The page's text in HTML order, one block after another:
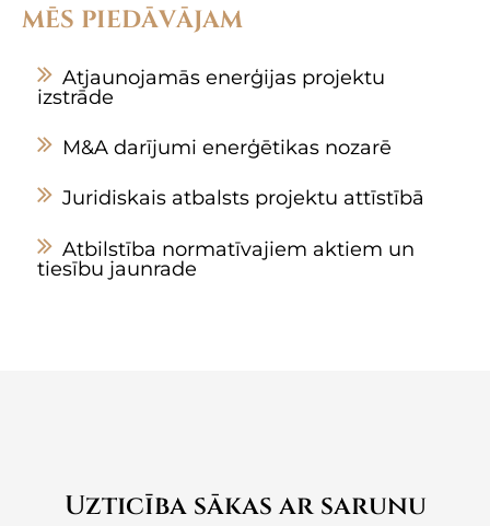
MĒS PIEDĀVĀJAM
Atjaunojamās enerģijas projektu
izstrāde
M&A darījumi enerģētikas nozarē
Juridiskais atbalsts projektu attīstībā
Atbilstība normatīvajiem aktiem un
tiesību jaunrade
Uzticība sākas ar sarunu​